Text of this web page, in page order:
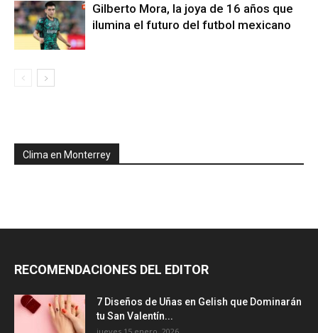
Gilberto Mora, la joya de 16 años que
ilumina el futuro del futbol mexicano
Clima en Monterrey
RECOMENDACIONES DEL EDITOR
7 Diseños de Uñas en Gelish que Dominarán
tu San Valentín...